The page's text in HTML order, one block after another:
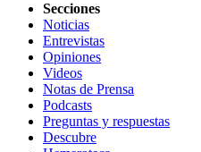
Secciones
Noticias
Entrevistas
Opiniones
Videos
Notas de Prensa
Podcasts
Preguntas y respuestas
Descubre